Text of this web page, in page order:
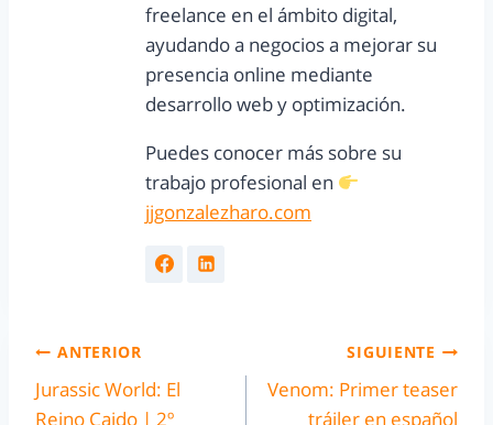
freelance en el ámbito digital,
ayudando a negocios a mejorar su
presencia online mediante
desarrollo web y optimización.
Puedes conocer más sobre su
trabajo profesional en
jjgonzalezharo.com
ANTERIOR
Jurassic World: El
Reino Caido | 2º
SIGUIENTE
Venom: Primer teaser
tráiler en español